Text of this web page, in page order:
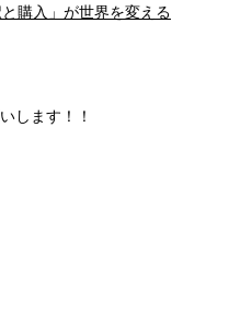
購入」が世界を変える
します！！